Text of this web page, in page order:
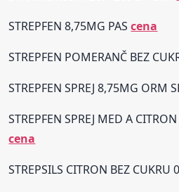
STREPFEN 8,75MG PAScena
STREPFEN POMERANČ BEZ
STREPFEN SPREJ 8,75MG ORM
STREPFEN SPREJ MED A
cena
STREPSILS CITRON BEZ